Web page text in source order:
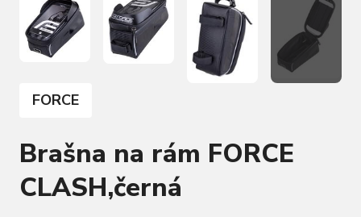
FORCE
Brašna na rám FORCE
CLASH,černá